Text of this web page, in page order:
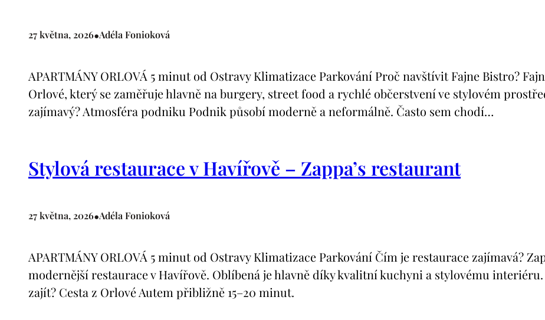
27 května, 2026•Adéla Fonioková
APARTMÁNY ORLOVÁ 5 minut od Ostravy Klimatizace Parkování Proč navštívit Fajne Bistro?
Orlové, který se zaměřuje hlavně na burgery, street food a rychlé občerstvení ve stylovém
zajímavý? Atmosféra podniku Podnik působí moderně a neformálně. Často sem chodí…
Stylová restaurace v Havířově – Zappa’s restaurant
27 května, 2026•Adéla Fonioková
APARTMÁNY ORLOVÁ 5 minut od Ostravy Klimatizace Parkování Čím je restaurace zajímavá?
modernější restaurace v Havířově. Oblíbená je hlavně díky kvalitní kuchyni a stylovému
zajít? Cesta z Orlové Autem přibližně 15–20 minut.